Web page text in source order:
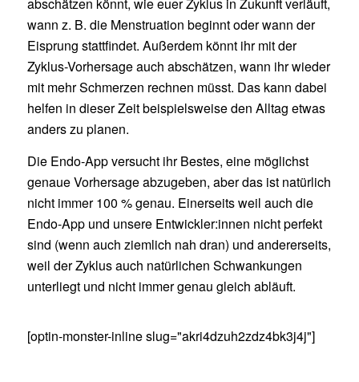
abschätzen könnt, wie euer Zyklus in Zukunft verläuft,
wann z. B. die Menstruation beginnt oder wann der
Eisprung stattfindet. Außerdem könnt ihr mit der
Zyklus-Vorhersage auch abschätzen, wann ihr wieder
mit mehr Schmerzen rechnen müsst. Das kann dabei
helfen in dieser Zeit beispielsweise den Alltag etwas
anders zu planen.
Die Endo-App versucht ihr Bestes, eine möglichst
genaue Vorhersage abzugeben, aber das ist natürlich
nicht immer 100 % genau. Einerseits weil auch die
Endo-App und unsere Entwickler:innen nicht perfekt
sind (wenn auch ziemlich nah dran) und andererseits,
weil der Zyklus auch natürlichen Schwankungen
unterliegt und nicht immer genau gleich abläuft.
[optin-monster-inline slug="akri4dzuh2zdz4bk3j4j"]